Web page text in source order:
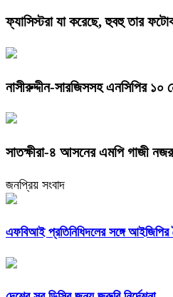
ফ্যাসিস্টরা যা করেছে, হুবহু তার
নাসীরুদ্দীন-সারজিসসহ এনসিপির ১০
সাতক্ষীরা-৪ আসনের এমপি গাজী
জনপ্রিয় সংবাদ
এফবিআই প্রতিনিধিদলের সঙ্গে